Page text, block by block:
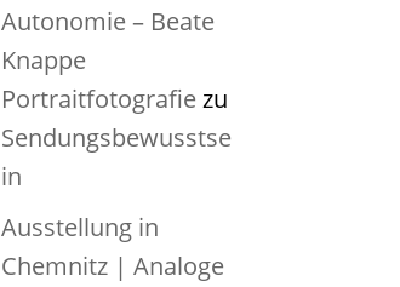
Autonomie – Beate
Knappe
Portraitfotografiezu
Sendungsbewusstse
in
Ausstellung in
Chemnitz | Analoge